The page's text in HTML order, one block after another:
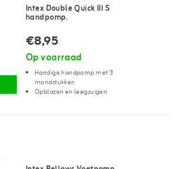
Intex Double Quick III S
handpomp.
€8,95
Op voorraad
Handige handpomp met 3
mondstukken
Opblazen en leegzuigen